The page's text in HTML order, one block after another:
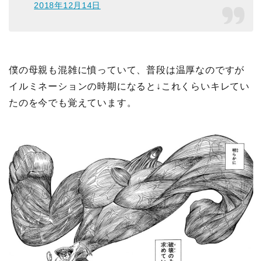
2018年12月14日
僕の母親も混雑に憤っていて、普段は温厚なのですが
イルミネーションの時期になると↓これくらいキレてい
たのを今でも覚えています。